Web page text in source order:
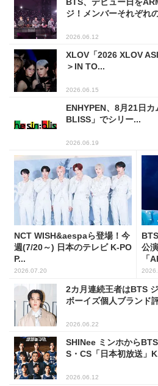
ジ！メンバーそれぞれ
2026.06.12
XLOV「2026 XLOV
＞IN TO...
2026.06.15
ENHYPEN、8月21日
BLISS」でシリー...
2026.06.19
NCT WISH&aespaら登場！今
週(7/20～) 日本のテレビ K-PO
P...
2026.07.20
公
「
2カ月連続王者はBTS
ボーイズ個人ブランド
2026.06.22
SHINee ミンホから
S・CS「日本初放送」
2026.06.12